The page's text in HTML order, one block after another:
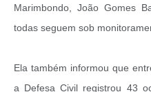
Marimbondo, João Gomes
todas seguem sob
Ela também informou que
a Defesa Civil registrou 43